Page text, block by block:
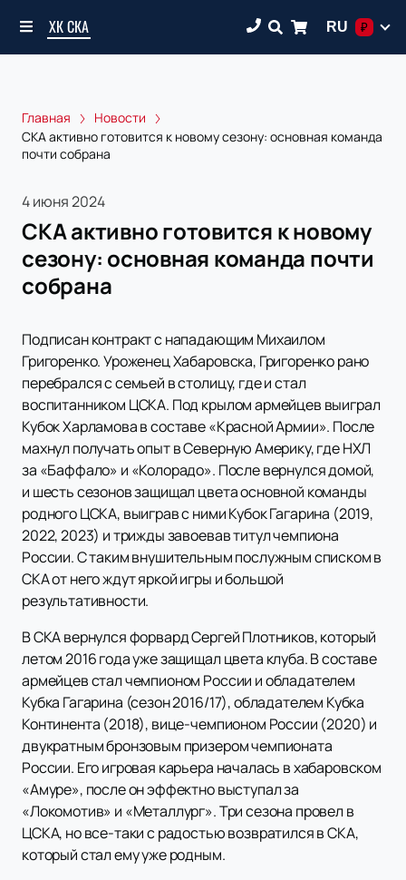
ХК СКА RU ₽
Главная
Новости
СКА активно готовится к новому сезону: основная команда
почти собрана
4 июня 2024
СКА активно готовится к новому
сезону: основная команда почти
собрана
Подписан контракт с нападающим Михаилом
Григоренко. Уроженец Хабаровска, Григоренко рано
перебрался с семьей в столицу, где и стал
воспитанником ЦСКА. Под крылом армейцев выиграл
Кубок Харламова в составе «Красной Армии». После
махнул получать опыт в Северную Америку, где НХЛ
за «Баффало» и «Колорадо». После вернулся домой,
и шесть сезонов защищал цвета основной команды
родного ЦСКА, выиграв с ними Кубок Гагарина (2019,
2022, 2023) и трижды завоевав титул чемпиона
России. С таким внушительным послужным списком в
СКА от него ждут яркой игры и большой
результативности.
В СКА вернулся форвард Сергей Плотников, который
летом 2016 года уже защищал цвета клуба. В составе
армейцев стал чемпионом России и обладателем
Кубка Гагарина (сезон 2016/17), обладателем Кубка
Континента (2018), вице-чемпионом России (2020) и
двукратным бронзовым призером чемпионата
России. Его игровая карьера началась в хабаровском
«Амуре», после он эффектно выступал за
«Локомотив» и «Металлург». Три сезона провел в
ЦСКА, но все-таки с радостью возвратился в СКА,
который стал ему уже родным.